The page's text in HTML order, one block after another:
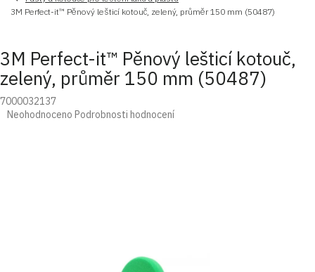
3M Perfect-it™ Pěnový lešticí kotouč, zelený, průměr 150 mm (50487)
3M Perfect-it™ Pěnový lešticí kotouč,
zelený, průměr 150 mm (50487)
7000032137
Průměrné
Neohodnoceno Podrobnosti hodnocení